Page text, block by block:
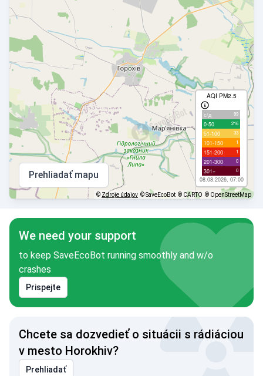
AQI PM2.5
с/д 99
0-50 216
51-100 33
101-150 1
151-200 1
201-300 0
301+ 0
08.08.2026, 07:00
Prehliadať mapu
© Zdroje údajov © SaveEcoBot © CARTO © OpenStreetMap
We need your support
to keep SaveEcoBot running smoothly and w/o
crashes
Prispejte
Chcete sa dozvedieť o situácii s rádiáciou
v mesto Horokhiv?
Prehliadať